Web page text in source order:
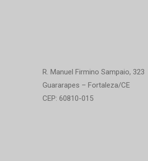
R. Manuel Firmino Sampaio, 323
Guararapes – Fortaleza/CE
CEP: 60810-015